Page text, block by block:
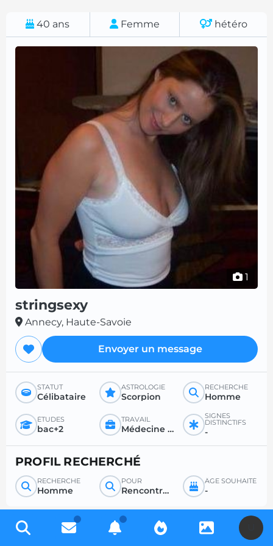
40 ans Femme hétéro
1
stringsexy
Annecy, Haute-Savoie
Envoyer un message
STATUT
Célibataire
ASTROLOGIE
Scorpion
RECHERCHE
Homme
ÉTUDES
bac+2
TRAVAIL
Médecine générale ou spécialisée
SIGNES
DISTINCTIFS
-
PROFIL RECHERCHÉ
RECHERCHE
Homme
POUR
Rencontre sérieuse
ÂGE SOUHAITÉ
-
Inscrivez-vous gratuitement pour accéder à des